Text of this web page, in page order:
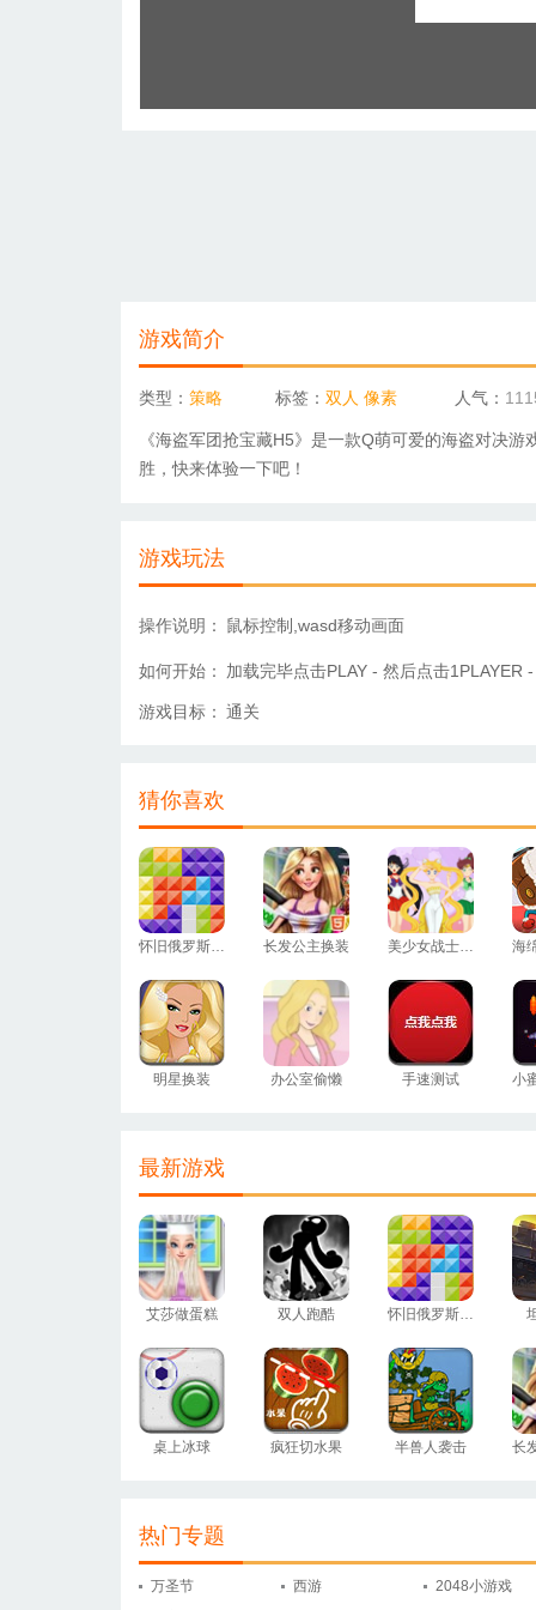
游戏简介
类型： 策略 标签： 双人 像素 人气：
《海盗军团抢宝藏H5》是一款Q萌可爱的海盗对决游
胜，快来体验一下吧！
游戏玩法
操作说明： 鼠标控制,wasd移动画面
如何开始： 加载完毕点击PLAY - 然后点击1PLAYER
游戏目标： 通关
猜你喜欢
怀旧俄罗斯方块 长发公主换装 美少女战士换装
明星换装 办公室偷懒 手速测试
最新游戏
艾莎做蛋糕 双人跑酷 怀旧俄罗斯方块
桌上冰球 疯狂切水果 半兽人袭击 长
热门专题
万圣节 西游
2048小游戏